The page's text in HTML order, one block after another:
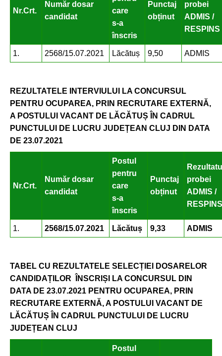
Nr.Crt.
Număr dosar
candidat
care
s-a
înscris
Punctaj
obținut
probei
ADMIS /
RESPINS
1. 2568/15.07.2021 Lăcătuș 9,50 ADMIS
REZULTATELE INTERVIULUI LA CONCURSUL
PENTRU OCUPAREA, PRIN RECRUTARE EXTERNĂ,
A POSTULUI VACANT DE LĂCĂTUȘ ÎN CADRUL
PUNCTULUI DE LUCRU JUDEȚEAN CLUJ DIN DATA
DE 23.07.2021
Nr.Crt.
Număr dosar
candidat
Postul
pentru
care
s-a
înscris
Punctaj
obținut
probei
ADMIS /
RESPINS
1. 2568/15.07.2021 Lăcătuș 9,33 ADMIS
TABEL CU REZULTATELE SELECȚIEI DOSARELOR
CANDIDAȚILOR ÎNSCRIȘI LA CONCURSUL DIN
DATA DE 23.07.2021 PENTRU OCUPAREA, PRIN
RECRUTARE EXTERNĂ, A POSTULUI VACANT DE
LĂCĂTUȘ ÎN CADRUL PUNCTULUI DE LUCRU
JUDEȚEAN CLUJ
Postul